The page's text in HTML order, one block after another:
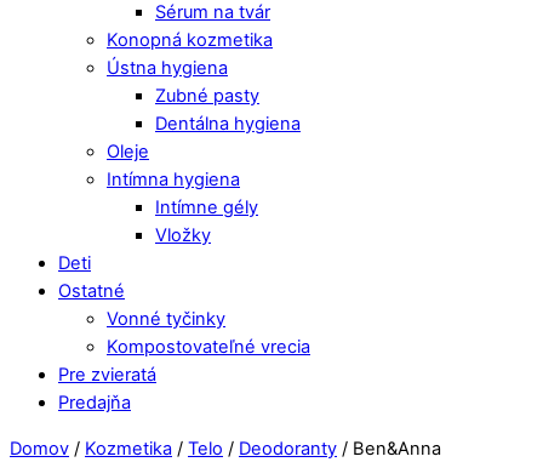
Sérum na tvár
Konopná kozmetika
Ústna hygiena
Zubné pasty
Dentálna hygiena
Oleje
Intímna hygiena
Intímne gély
Vložky
Deti
Ostatné
Vonné tyčinky
Kompostovateľné vrecia
Pre zvieratá
Predajňa
Close
Close
Domov / Kozmetika / Telo / Deodoranty / Ben&Anna